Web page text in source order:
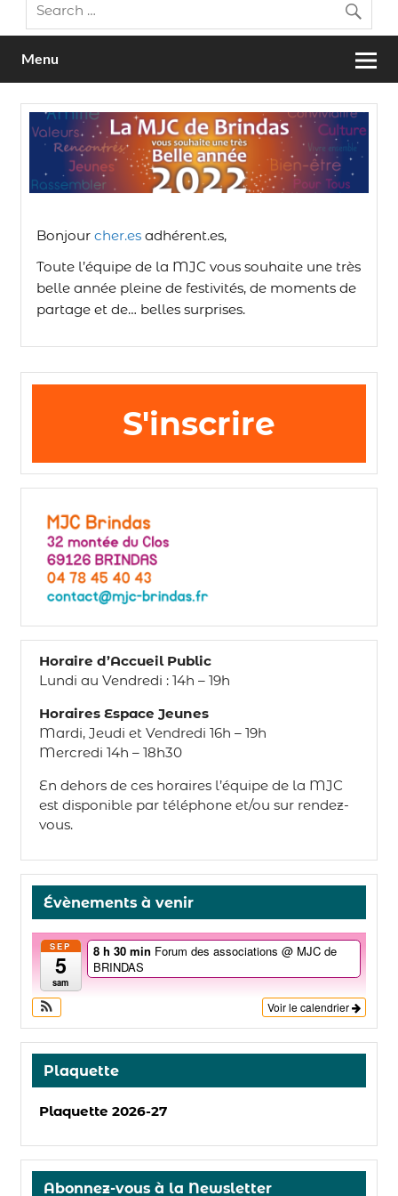
Menu
Bonjour cher.esadhérent.es,
Toute l’équipe de la MJC vous souhaite une très
belle année pleine de festivités, de moments de
partage et de… belles surprises.
S'inscrire
Horaire d’Accueil Public
Lundi au Vendredi : 14h – 19h
Horaires Espace Jeunes
Mardi, Jeudi et Vendredi 16h – 19h
Mercredi 14h – 18h30
En dehors de ces horaires l’équipe de la MJC
est disponible par téléphone et/ou sur rendez-
vous.
Évènements à venir
SEP
5
sam
8 h 30 min Forum des associations @ MJC de
BRINDAS
Voir le calendrier
Plaquette
Plaquette 2026-27
Abonnez-vous à la Newsletter